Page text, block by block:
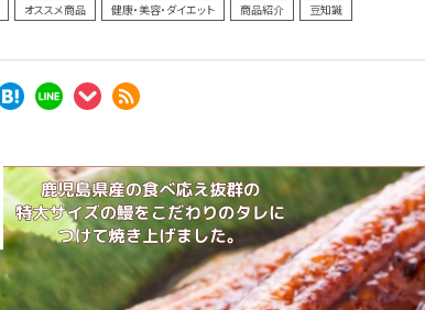
オススメ商品 健康・美容・ダイエット 商品紹介 豆知識